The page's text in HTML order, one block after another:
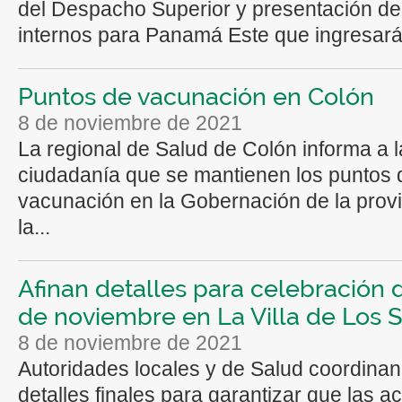
del Despacho Superior y presentación
internos para Panamá Este que
Puntos de vacunación en Colón
8 de noviembre de 2021
La regional de Salud de Colón informa a
ciudadanía que se mantienen los puntos
vacunación en la Gobernación de la
la...
Afinan detalles para celebración
de noviembre en La Villa de Los
8 de noviembre de 2021
Autoridades locales y de Salud
detalles finales para garantizar que las